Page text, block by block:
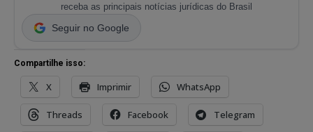
receba as principais notícias jurídicas do Brasil
Seguir no Google
Compartilhe isso:
X Imprimir WhatsApp
Threads Facebook Telegram